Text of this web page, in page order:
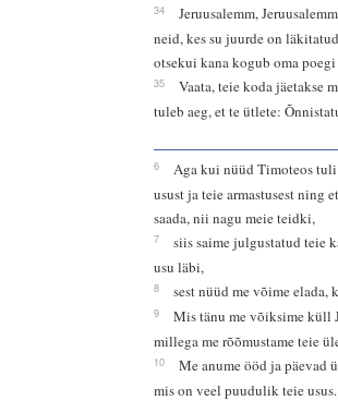
34
Jeruusalemm,
neid, kes su juurde on
otsekui kana kogub oma
35
Vaata, teie koda jäetakse
tuleb aeg, et te ütlete:
6
Aga kui nüüd Timoteos
usust ja teie armastusest ning
saada, nii nagu meie teidki,
7
siis saime julgustatud teie
usu läbi,
8 sest nüüd me võime elada,
9
Mis tänu me võiksime küll
millega me rõõmustame teie
10
Me anume ööd ja päevad
mis on veel puudulik teie usus.